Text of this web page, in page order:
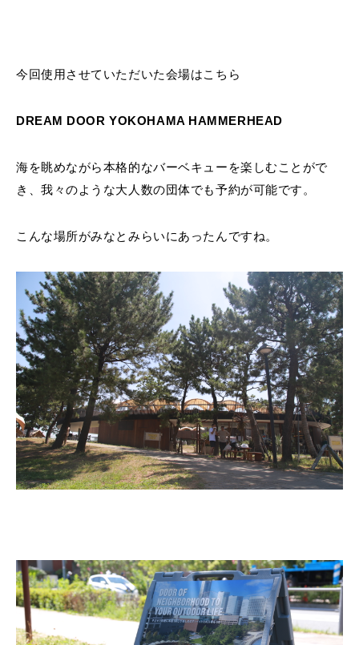
今回使用させていただいた会場はこちら
DREAM DOOR YOKOHAMA HAMMERHEAD
海を眺めながら本格的なバーベキューを楽しむことがで
き、我々のような大人数の団体でも予約が可能です。
こんな場所がみなとみらいにあったんですね。